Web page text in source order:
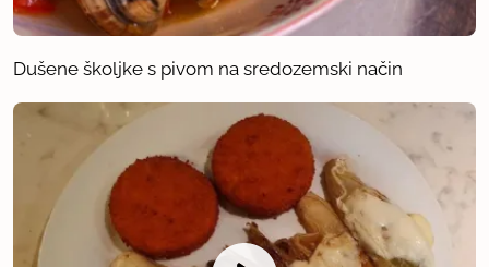
Dušene školjke s pivom na sredozemski način